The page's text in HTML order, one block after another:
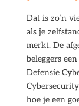
Dat is zo’n
als je
merkt. De
beleggers
Defensie
hoe je een